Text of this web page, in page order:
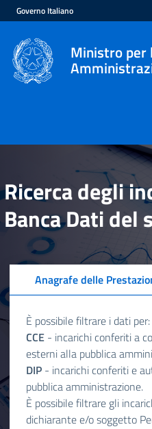
Governo Italiano
Ministro per
Ricerca degli
Banca Dati del
Anagrafe delle
È possibile filtrare i dati per:
CCE - incarichi conferiti a
esterni alla pubblica
DIP - incarichi conferiti e
pubblica amministrazione.
È possibile filtrare gli
dichiarante e/o soggetto